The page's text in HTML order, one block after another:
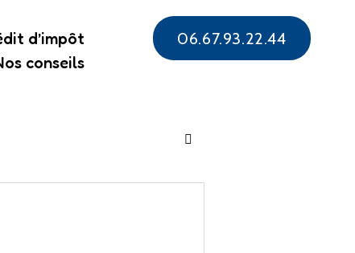
d’impôt
conseils
06.67.93.22.44